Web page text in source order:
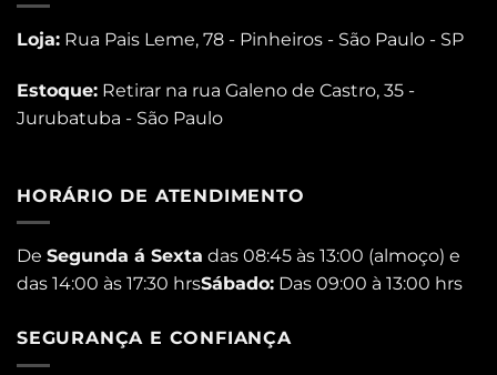
Loja: Rua Pais Leme, 78 - Pinheiros - São Paulo - SP
Estoque: Retirar na rua Galeno de Castro, 35 -
Jurubatuba - São Paulo
HORÁRIO DE ATENDIMENTO
De Segunda á Sexta das 08:45 às 13:00 (almoço) e
das 14:00 às 17:30 hrsSábado: Das 09:00 à 13:00 hrs
SEGURANÇA E CONFIANÇA